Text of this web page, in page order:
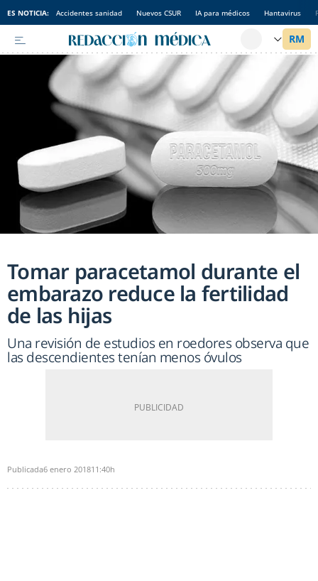
ES NOTICIA: Accidentes sanidad Nuevos CSUR IA para médicos Hantavirus
Tomar paracetamol durante el
embarazo reduce la fertilidad
de las hijas
Una revisión de estudios en roedores observa que
las descendientes tenían menos óvulos
Publicada6 enero 201811:40h